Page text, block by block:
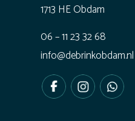
1713 HE Obdam
06 – 11 23 32 68
info@debrinkobdam.nl